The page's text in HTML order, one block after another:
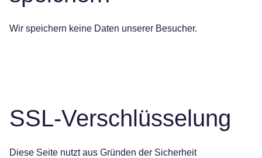
Wir speichern keine Daten unserer Besucher.
SSL-Verschlüsselung
Diese Seite nutzt aus Gründen der Sicherheit